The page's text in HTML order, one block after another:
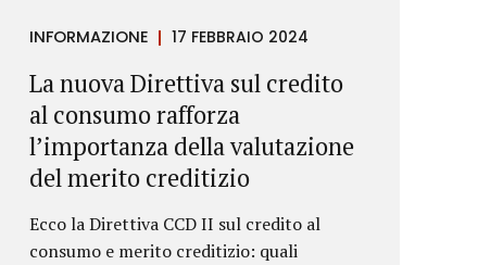
INFORMAZIONE 17 FEBBRAIO 2024
La nuova Direttiva sul credito
al consumo rafforza
l’importanza della valutazione
del merito creditizio
Ecco la Direttiva CCD II sul credito al
consumo e merito creditizio: quali